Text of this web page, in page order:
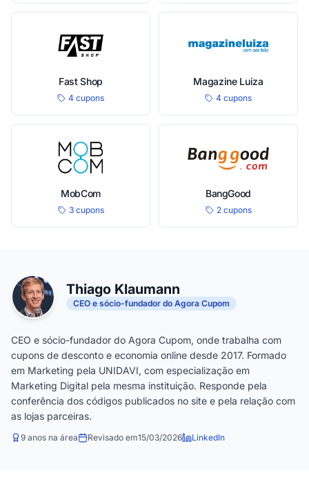
Fast Shop
4 cupons
Magazine Luiza
4 cupons
MobCom
3 cupons
BangGood
2 cupons
Thiago Klaumann
CEO e sócio-fundador do Agora Cupom
CEO e sócio-fundador do Agora Cupom, onde trabalha com
cupons de desconto e economia online desde 2017. Formado
em Marketing pela UNIDAVI, com especialização em
Marketing Digital pela mesma instituição. Responde pela
conferência dos códigos publicados no site e pela relação com
as lojas parceiras.
9 anos na área Revisado em15/03/2026 LinkedIn